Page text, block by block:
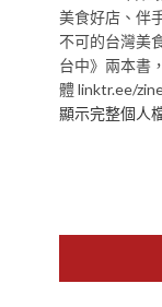
美食好店、伴
不可的台灣美
台中》兩本書
體 linktr.ee/
顯示完整個人